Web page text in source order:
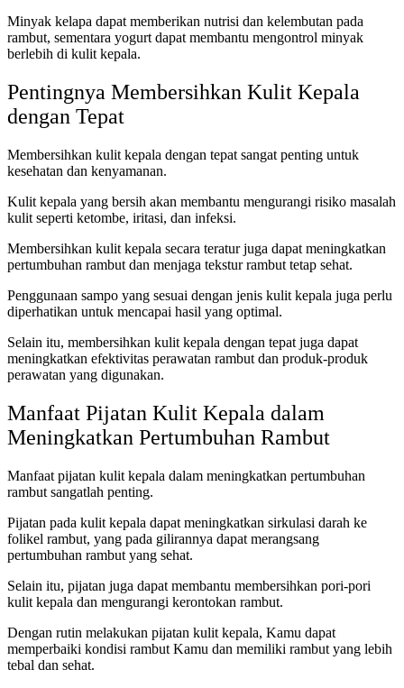
Minyak kelapa dapat memberikan nutrisi dan kelembutan pada
rambut, sementara yogurt dapat membantu mengontrol minyak
berlebih di kulit kepala.
Pentingnya Membersihkan Kulit Kepala
dengan Tepat
Membersihkan kulit kepala dengan tepat sangat penting untuk
kesehatan dan kenyamanan.
Kulit kepala yang bersih akan membantu mengurangi risiko masalah
kulit seperti ketombe, iritasi, dan infeksi.
Membersihkan kulit kepala secara teratur juga dapat meningkatkan
pertumbuhan rambut dan menjaga tekstur rambut tetap sehat.
Penggunaan sampo yang sesuai dengan jenis kulit kepala juga perlu
diperhatikan untuk mencapai hasil yang optimal.
Selain itu, membersihkan kulit kepala dengan tepat juga dapat
meningkatkan efektivitas perawatan rambut dan produk-produk
perawatan yang digunakan.
Manfaat Pijatan Kulit Kepala dalam
Meningkatkan Pertumbuhan Rambut
Manfaat pijatan kulit kepala dalam meningkatkan pertumbuhan
rambut sangatlah penting.
Pijatan pada kulit kepala dapat meningkatkan sirkulasi darah ke
folikel rambut, yang pada gilirannya dapat merangsang
pertumbuhan rambut yang sehat.
Selain itu, pijatan juga dapat membantu membersihkan pori-pori
kulit kepala dan mengurangi kerontokan rambut.
Dengan rutin melakukan pijatan kulit kepala, Kamu dapat
memperbaiki kondisi rambut Kamu dan memiliki rambut yang lebih
tebal dan sehat.